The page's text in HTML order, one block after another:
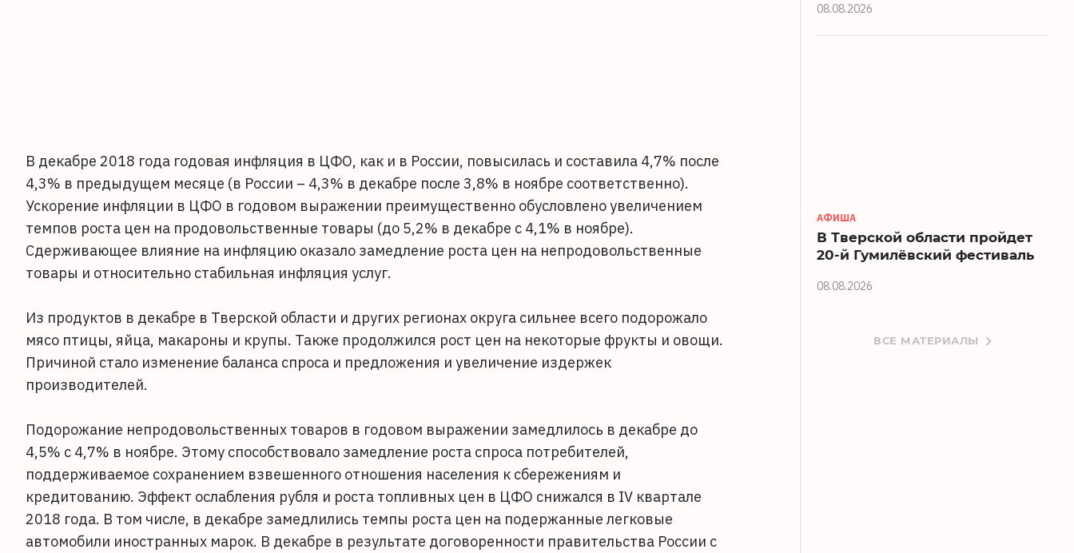
В декабре 2018 года годовая инфляция в ЦФО, как и в России, повысилась и составила 4,7% после
4,3% в предыдущем месяце (в России – 4,3% в декабре после 3,8% в ноябре соответственно).
Ускорение инфляции в ЦФО в годовом выражении преимущественно обусловлено увеличением
темпов роста цен на продовольственные товары (до 5,2% в декабре с 4,1% в ноябре).
Сдерживающее влияние на инфляцию оказало замедление роста цен на непродовольственные
товары и относительно стабильная инфляция услуг.
Из продуктов в декабре в Тверской области и других регионах округа сильнее всего подорожало
мясо птицы, яйца, макароны и крупы. Также продолжился рост цен на некоторые фрукты и овощи.
Причиной стало изменение баланса спроса и предложения и увеличение издержек
производителей.
Подорожание непродовольственных товаров в годовом выражении замедлилось в декабре до
4,5% с 4,7% в ноябре. Этому способствовало замедление роста спроса потребителей,
поддерживаемое сохранением взвешенного отношения населения к сбережениям и
кредитованию. Эффект ослабления рубля и роста топливных цен в ЦФО снижался в IV квартале
2018 года. В том числе, в декабре замедлились темпы роста цен на подержанные легковые
автомобили иностранных марок. В декабре в результате договоренности правительства России с
08.08.2026
АФИША
В Тверской области пройдет
20-й Гумилёвский фестиваль
08.08.2026
ВСЕ МАТЕРИАЛЫ